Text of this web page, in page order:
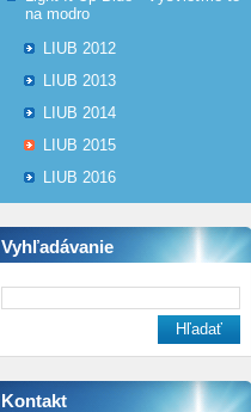
na modro
LIUB 2012
LIUB 2013
LIUB 2014
LIUB 2015
LIUB 2016
Vyhľadávanie
Kontakt